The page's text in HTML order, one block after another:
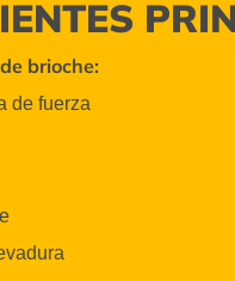
brioche:
de fuerza